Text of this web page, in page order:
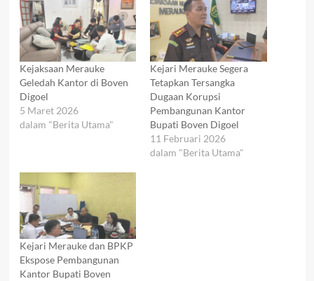
Kejaksaan Merauke
Geledah Kantor di Boven
Digoel
5 Maret 2026
dalam "Berita Utama"
Kejari Merauke Segera
Tetapkan Tersangka
Dugaan Korupsi
Pembangunan Kantor
Bupati Boven Digoel
11 Februari 2026
dalam "Berita Utama"
Kejari Merauke dan BPKP
Ekspose Pembangunan
Kantor Bupati Boven